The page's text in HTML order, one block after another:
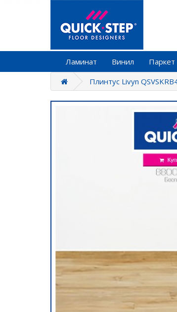
Ламинат Винил Паркет
Плинтус Livyn